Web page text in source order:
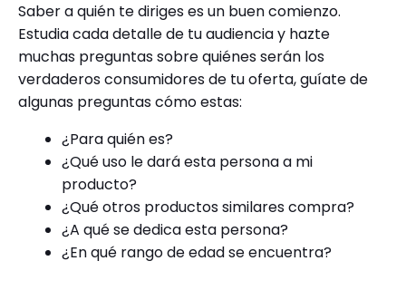
Saber a quién te diriges es un buen comienzo.
Estudia cada detalle de tu audiencia y hazte
muchas preguntas sobre quiénes serán los
verdaderos consumidores de tu oferta, guíate de
algunas preguntas cómo estas:
¿Para quién es?
¿Qué uso le dará esta persona a mi
producto?
¿Qué otros productos similares compra?
¿A qué se dedica esta persona?
¿En qué rango de edad se encuentra?